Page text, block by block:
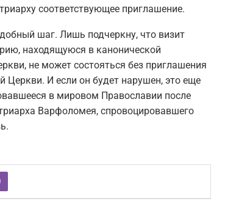
соответствующее приглашение.
шаг. Лишь подчеркну, что визит
находящуюся в канонической
не может состояться без приглашения
Церкви. И если он будет нарушен, это еще
в мировом Православии после
Варфоломея, спровоцировавшего